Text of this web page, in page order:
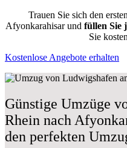
Trauen Sie sich den
Afyonkarahisar und füllen Sie
Sie
Kostenlose Angebote erhalten
Günstige Umzüge
Rhein nach
den perfekten